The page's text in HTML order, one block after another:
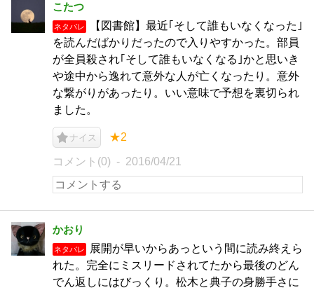
こたつ
ネタバレ
【図書館】最近｢そして誰もいなくなった｣
を読んだばかりだったので入りやすかった。部員
が全員殺され｢そして誰もいなくなる｣かと思いき
や途中から逸れて意外な人が亡くなったり。意外
な繋がりがあったり。いい意味で予想を裏切られ
ました。
ナイス ★2
コメント(0) 2016/04/21
かおり
ネタバレ
展開が早いからあっという間に読み終えら
れた。完全にミスリードされてたから最後のどん
でん返しにはびっくり。松木と典子の身勝手さに